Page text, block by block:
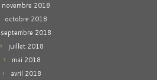
novembre 2018
octobre 2018
septembre 2018
juillet 2018
mai 2018
avril 2018